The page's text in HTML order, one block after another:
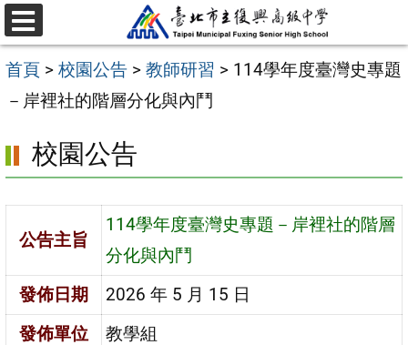
跳
至
主
要
容
區
選
單
首頁 > 校園公告 > 教師研習 > 114學年度臺灣史專題
－岸裡社的階層分化與內鬥
校園公告
公告主旨
114學年度臺灣史專題－岸裡社的階層
分化與內鬥
發佈日期
2026 年 5 月 15 日
發佈單位
教學組